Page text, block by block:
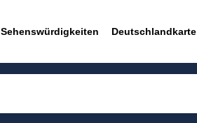
Sehenswürdigkeiten Deutschlandkarte